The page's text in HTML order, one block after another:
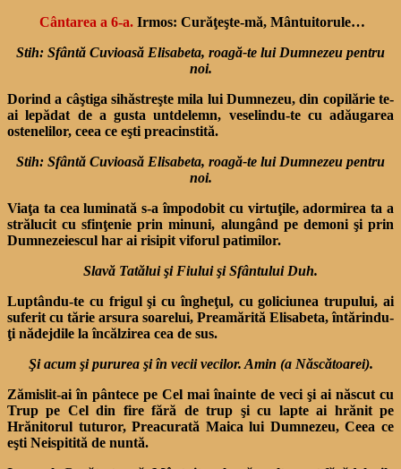
Cântarea a 6-a. Irmos: Curăţeşte-mă, Mântuitorule…
Stih: Sfântă Cuvioasă Elisabeta, roagă-te lui Dumnezeu pentru
noi.
Dorind a câştiga sihăstreşte mila lui Dumnezeu, din copi­lărie te-
ai lepădat de a gusta unt­delemn, veselindu-te cu adăugarea
ostenelilor, ceea ce eşti preacinstită.
Stih: Sfântă Cuvioasă Elisabeta, roagă-te lui Dumnezeu pentru
noi.
Viaţa ta cea luminată s-a împodobit cu virtuţile, adormirea ta a
strălucit cu sfinţenie prin minuni, alungând pe demoni şi prin
Dumnezeiescul har ai risipit viforul patimilor.
Slavă Tatălui şi Fiului şi Sfântului Duh.
Luptându-te cu frigul şi cu îngheţul, cu goliciunea trupului, ai
suferit cu tărie arsura soarelui, Preamărită Elisabeta, întărindu-
ţi nădejdile la încălzirea cea de sus.
Şi acum şi pururea şi în vecii vecilor. Amin (a Născătoarei).
Zămislit-ai în pântece pe Cel mai înainte de veci şi ai născut cu
Trup pe Cel din fire fără de trup şi cu lapte ai hrănit pe
Hrănitorul tuturor, Preacurată Maica lui Dumnezeu, Ceea ce
eşti Neispitită de nuntă.